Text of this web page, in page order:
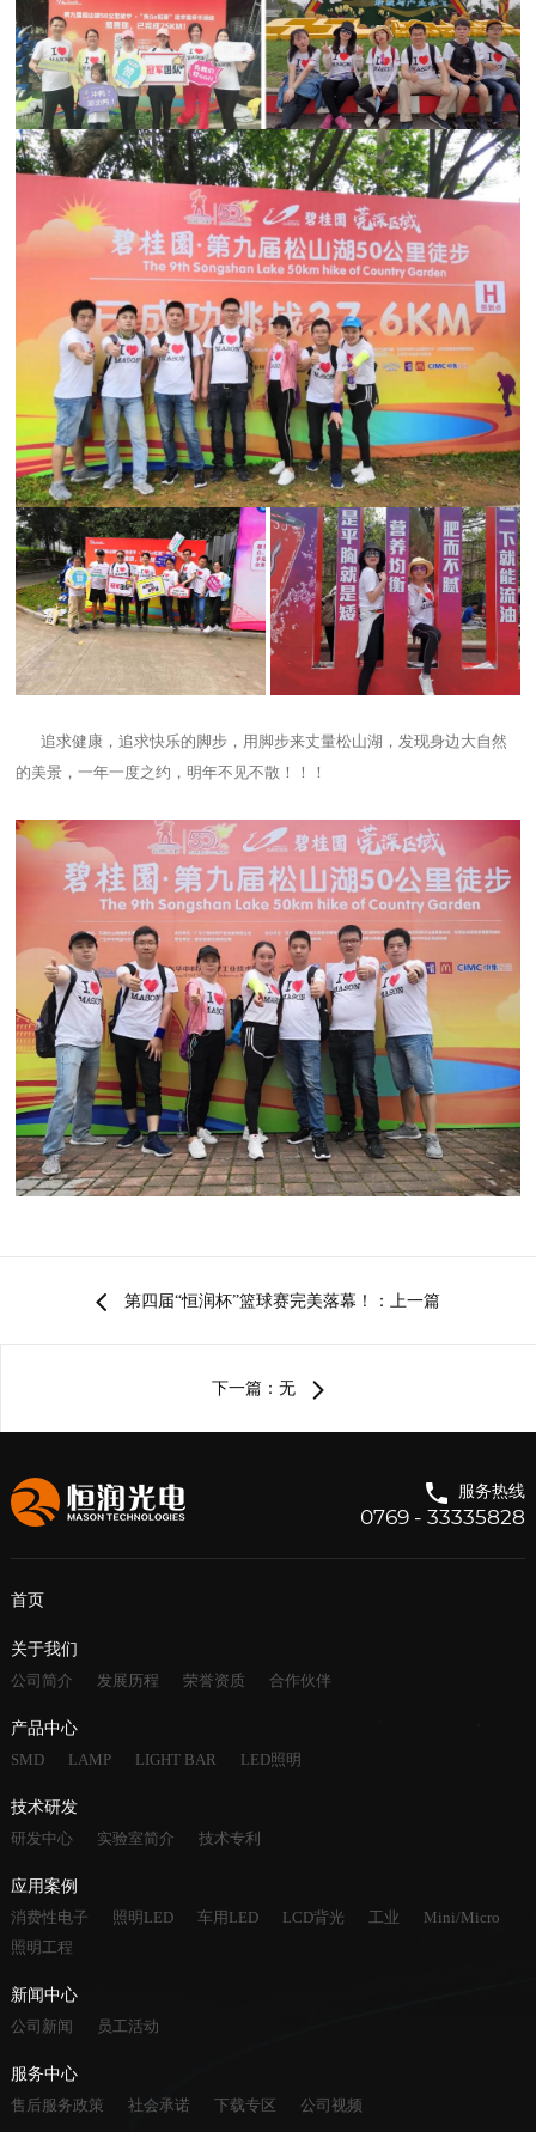
追求健康，追求快乐的脚步，用脚步来丈量松山湖，发现身边大自然
的美景，一年一度之约，明年不见不散！！！
第四届“恒润杯”篮球赛完美落幕！：上一篇
下一篇：无
服务热线
0769 - 33335828
首页
关于我们
公司简介
发展历程 荣誉资质 合作伙伴
产品中心
SMD
LAMP LIGHT BAR LED照明
技术研发
研发中心
实验室简介 技术专利
应用案例
消费性电子
照明LED 车用LED LCD背光 工业
Mini/Micro
照明工程
新闻中心
公司新闻
员工活动
服务中心
售后服务政策
社会承诺 下载专区 公司视频